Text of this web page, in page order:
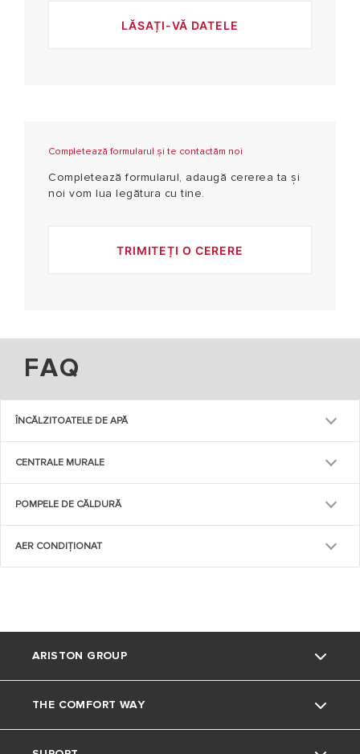
LĂSAȚI-VĂ DATELE
Completează formularul și te contactăm noi
Completează formularul, adaugă cererea ta și
noi vom lua legătura cu tine.
TRIMITEȚI O CERERE
FAQ
ÎNCĂLZITOATELE DE APĂ
CENTRALE MURALE
POMPELE DE CĂLDURĂ
AER CONDIȚIONAT
ARISTON GROUP
Despre Noi
THE COMFORT WAY